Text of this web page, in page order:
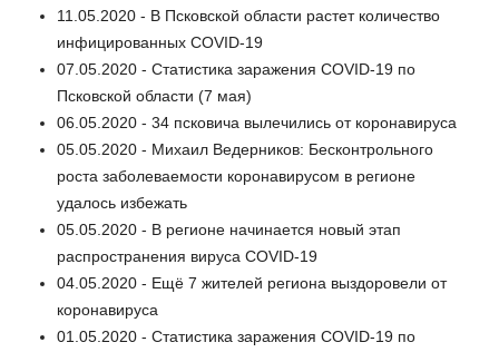
11.05.2020 - В Псковской области растет количество
инфицированных COVID-19
07.05.2020 - Статистика заражения COVID-19 по
Псковской области (7 мая)
06.05.2020 - 34 псковича вылечились от коронавируса
05.05.2020 - Михаил Ведерников: Бесконтрольного
роста заболеваемости коронавирусом в регионе
удалось избежать
05.05.2020 - В регионе начинается новый этап
распространения вируса COVID-19
04.05.2020 - Ещё 7 жителей региона выздоровели от
коронавируса
01.05.2020 - Статистика заражения COVID-19 по